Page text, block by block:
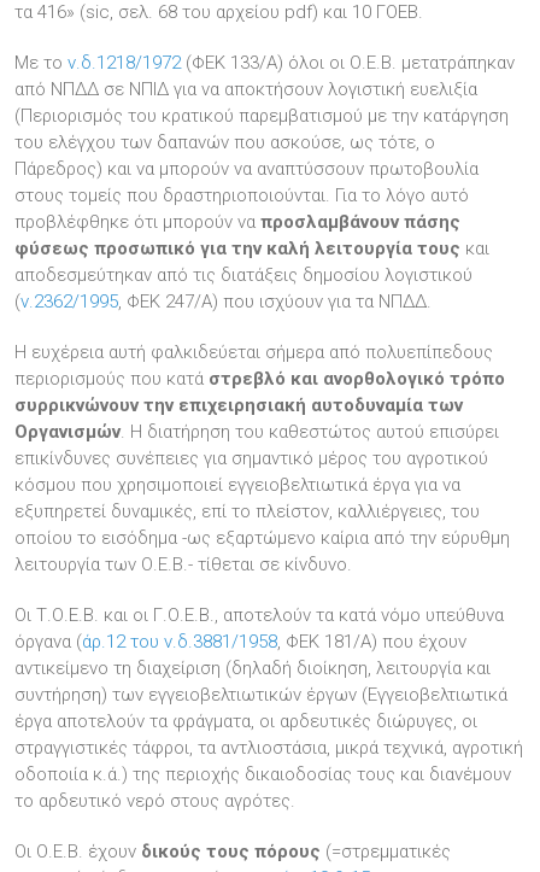
τα 416» (sic, σελ. 68 του αρχείου pdf) και 10 ΓΟΕΒ.
Με το ν.δ.1218/1972(ΦΕΚ 133/Α) όλοι οι Ο.Ε.Β. μετατράπηκαν
από ΝΠΔΔ σε ΝΠΙΔ για να αποκτήσουν λογιστική ευελιξία
(Περιορισμός του κρατικού παρεμβατισμού με την κατάργηση
του ελέγχου των δαπανών που ασκούσε, ως τότε, ο
Πάρεδρος) και να μπορούν να αναπτύσσουν πρωτοβουλία
στους τομείς που δραστηριοποιούνται. Για το λόγο αυτό
προβλέφθηκε ότι μπορούν να προσλαμβάνουν πάσης
φύσεως προσωπικό για την καλή λειτουργία τους και
αποδεσμεύτηκαν από τις διατάξεις δημοσίου λογιστικού
(ν.2362/1995, ΦΕΚ 247/Α) που ισχύουν για τα ΝΠΔΔ.
Η ευχέρεια αυτή φαλκιδεύεται σήμερα από πολυεπίπεδους
περιορισμούς που κατά στρεβλό και ανορθολογικό τρόπο
συρρικνώνουν την επιχειρησιακή αυτοδυναμία των
Οργανισμών. Η διατήρηση του καθεστώτος αυτού επισύρει
επικίνδυνες συνέπειες για σημαντικό μέρος του αγροτικού
κόσμου που χρησιμοποιεί εγγειοβελτιωτικά έργα για να
εξυπηρετεί δυναμικές, επί το πλείστον, καλλιέργειες, του
οποίου το εισόδημα -ως εξαρτώμενο καίρια από την εύρυθμη
λειτουργία των Ο.Ε.Β.- τίθεται σε κίνδυνο.
Οι Τ.Ο.Ε.Β. και οι Γ.Ο.Ε.Β., αποτελούν τα κατά νόμο υπεύθυνα
όργανα (άρ.12 του ν.δ.3881/1958, ΦΕΚ 181/Α) που έχουν
αντικείμενο τη διαχείριση (δηλαδή διοίκηση, λειτουργία και
συντήρηση) των εγγειοβελτιωτικών έργων (Εγγειοβελτιωτικά
έργα αποτελούν τα φράγματα, οι αρδευτικές διώρυγες, οι
στραγγιστικές τάφροι, τα αντλιοστάσια, μικρά τεχνικά, αγροτική
οδοποιία κ.ά.) της περιοχής δικαιοδοσίας τους και διανέμουν
το αρδευτικό νερό στους αγρότες.
Οι Ο.Ε.Β. έχουν δικούς τους πόρους (=στρεμματικές